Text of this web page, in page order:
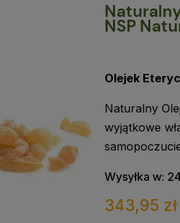
NSP
Olejek
Naturalny
wyjątkowe
Wysyłka w:
343,95 zł